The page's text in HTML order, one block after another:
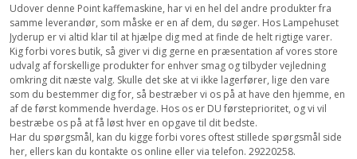
Udover denne Point kaffemaskine, har vi en hel del andre produkter fra
samme leverandør, som måske er en af dem, du søger. Hos Lampehuset
Jyderup er vi altid klar til at hjælpe dig med at finde de helt rigtige varer.
Kig forbi vores butik, så giver vi dig gerne en præsentation af vores store
udvalg af forskellige produkter for enhver smag og tilbyder vejledning
omkring dit næste valg. Skulle det ske at vi ikke lagerfører, lige den vare
som du bestemmer dig for, så bestræber vi os på at have den hjemme, en
af de først kommende hverdage. Hos os er DU førsteprioritet, og vi vil
bestræbe os på at få løst hver en opgave til dit bedste.
Har du spørgsmål, kan du kigge forbi vores oftest stillede spørgsmål side
her, ellers kan du kontakte os online eller via telefon. 29220258.